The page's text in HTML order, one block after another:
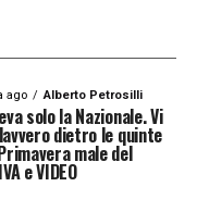
ago Alberto Petrosilli
solo la Nazionale. Vi
dietro le quinte
male del
e VIDEO